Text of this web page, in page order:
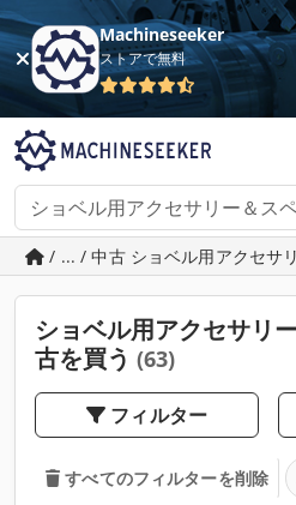
Machineseeker
ストアで無料
/ ... / 中古 ショベル用アクセサ
ショベル用アクセサリ
古を買う (63)
フィルター
すべてのフィルターを削除